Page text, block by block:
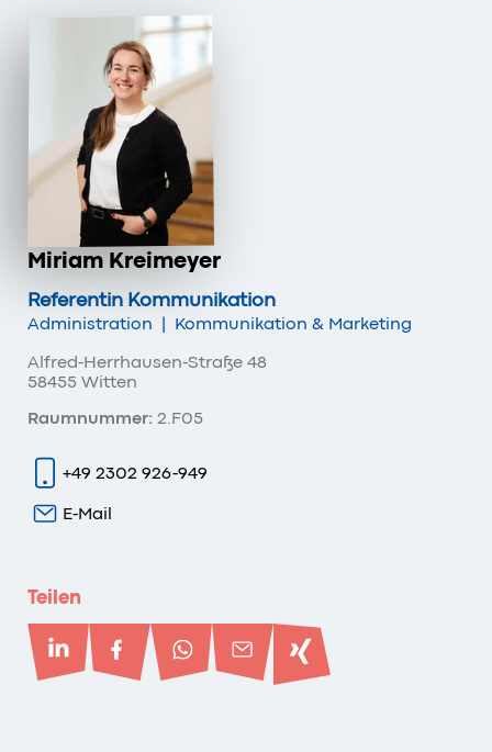
Miriam Kreimeyer
Referentin Kommunikation
Administration
Kommunikation & Marketing
Alfred-Herrhausen-Straße 48
58455 Witten
Raumnummer: 2.F05
+49 2302 926-949
E-Mail
Teilen